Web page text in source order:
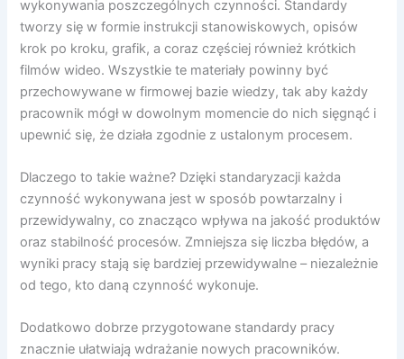
wykonywania poszczególnych czynności. Standardy
tworzy się w formie instrukcji stanowiskowych, opisów
krok po kroku, grafik, a coraz częściej również krótkich
filmów wideo. Wszystkie te materiały powinny być
przechowywane w firmowej bazie wiedzy, tak aby każdy
pracownik mógł w dowolnym momencie do nich sięgnąć i
upewnić się, że działa zgodnie z ustalonym procesem.
Dlaczego to takie ważne? Dzięki standaryzacji każda
czynność wykonywana jest w sposób powtarzalny i
przewidywalny, co znacząco wpływa na jakość produktów
oraz stabilność procesów. Zmniejsza się liczba błędów, a
wyniki pracy stają się bardziej przewidywalne – niezależnie
od tego, kto daną czynność wykonuje.
Dodatkowo dobrze przygotowane standardy pracy
znacznie ułatwiają wdrażanie nowych pracowników.